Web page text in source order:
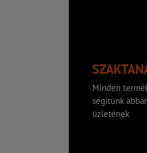
Minden
segítünk
üzletének